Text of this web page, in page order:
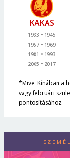
KAKAS
1933
1945
1957
1969
1981
1993
2005
2017
*Mivel Kínában a
vagy februári
pontosításához.